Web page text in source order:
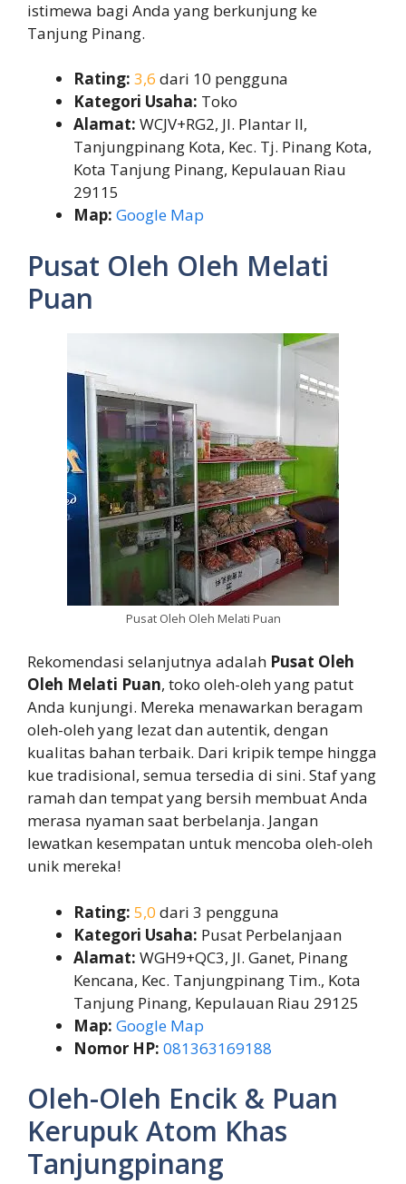
istimewa bagi Anda yang berkunjung ke
Tanjung Pinang.
Rating: 3,6 dari 10 pengguna
Kategori Usaha: Toko
Alamat: WCJV+RG2, Jl. Plantar II,
Tanjungpinang Kota, Kec. Tj. Pinang Kota,
Kota Tanjung Pinang, Kepulauan Riau
29115
Map: Google Map
Pusat Oleh Oleh Melati
Puan
Pusat Oleh Oleh Melati Puan
Rekomendasi selanjutnya adalah Pusat Oleh
Oleh Melati Puan, toko oleh-oleh yang patut
Anda kunjungi. Mereka menawarkan beragam
oleh-oleh yang lezat dan autentik, dengan
kualitas bahan terbaik. Dari kripik tempe hingga
kue tradisional, semua tersedia di sini. Staf yang
ramah dan tempat yang bersih membuat Anda
merasa nyaman saat berbelanja. Jangan
lewatkan kesempatan untuk mencoba oleh-oleh
unik mereka!
Rating: 5,0 dari 3 pengguna
Kategori Usaha: Pusat Perbelanjaan
Alamat: WGH9+QC3, Jl. Ganet, Pinang
Kencana, Kec. Tanjungpinang Tim., Kota
Tanjung Pinang, Kepulauan Riau 29125
Map: Google Map
Nomor HP: 081363169188
Oleh-Oleh Encik & Puan
Kerupuk Atom Khas
Tanjungpinang